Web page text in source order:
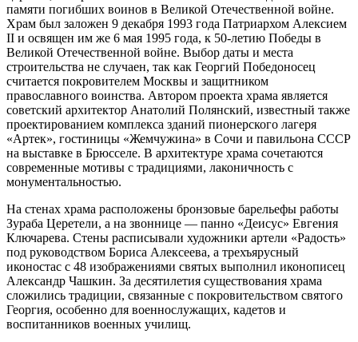
памяти погибших воинов в Великой Отечественной войне.
Храм был заложен 9 декабря 1993 года Патриархом Алексием
II и освящен им же 6 мая 1995 года, к 50-летию Победы в
Великой Отечественной войне. Выбор даты и места
строительства не случаен, так как Георгий Победоносец
считается покровителем Москвы и защитником
православного воинства. Автором проекта храма является
советский архитектор Анатолий Полянский, известный также
проектированием комплекса зданий пионерского лагеря
«Артек», гостиницы «Жемчужина» в Сочи и павильона СССР
на выставке в Брюсселе. В архитектуре храма сочетаются
современные мотивы с традициями, лаконичность с
монументальностью.
На стенах храма расположены бронзовые барельефы работы
Зураба Церетели, а на звоннице — панно «Деисус» Евгения
Ключарева. Стены расписывали художники артели «Радость»
под руководством Бориса Алексеева, а трехъярусный
иконостас с 48 изображениями святых выполнил иконописец
Александр Чашкин. За десятилетия существования храма
сложились традиции, связанные с покровительством святого
Георгия, особенно для военнослужащих, кадетов и
воспитанников военных училищ.